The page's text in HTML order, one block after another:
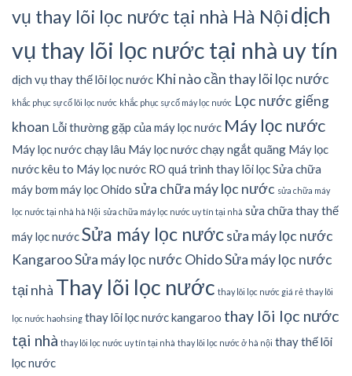
vụ thay lõi lọc nước tại nhà Hà Nộidịch
vụ thay lõi lọc nước tại nhà uy tín
dịch vụ thay thế lõi lọc nước Khi nào cần thay lõi lọc nước
khắc phục sự cố lõi lọc nước khắc phục sự cố máy lọc nước Lọc nước giếng
khoan Lỗi thường gặp của máy lọc nước Máy lọc nước
Máy lọc nước chạy lâu Máy lọc nước chạy ngắt quãng Máy lọc
nước kêu to Máy lọc nước RO quá trình thay lõi lọcSửa chữa
máy bơm máy lọc Ohido sửa chữa máy lọc nước sửa chữa máy
lọc nước tại nhà hà Nội sửa chữa máy lọc nước uy tín tại nhà sửa chữa thay thế
máy lọc nướcSửa máy lọc nướcsửa máy lọc nước
KangarooSửa máy lọc nước OhidoSửa máy lọc nước
tại nhà Thay lõi lọc nước thay lõi lọc nước giá rẻ thay lõi
lọc nước haohsing thay lõi lọc nước kangaroo thay lõi lọc nước
tại nhà thay lõi lọc nước uy tín tại nhà thay lõi lọc nước ở hà nội thay thế lõi
lọc nước